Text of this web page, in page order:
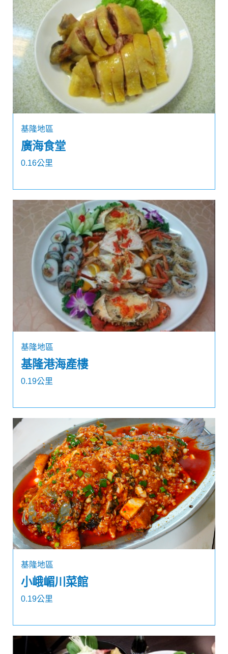
基隆地區
廣海食堂
0.16公里
基隆地區
基隆港海產樓
0.19公里
基隆地區
小峨嵋川菜館
0.19公里